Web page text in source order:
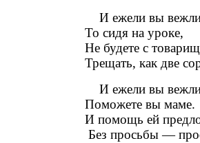
И ежели вы
То сидя на уроке,
Не будете с
Трещать, как две
И ежели вы
Поможете вы маме.
И помощь ей
Без просьбы —